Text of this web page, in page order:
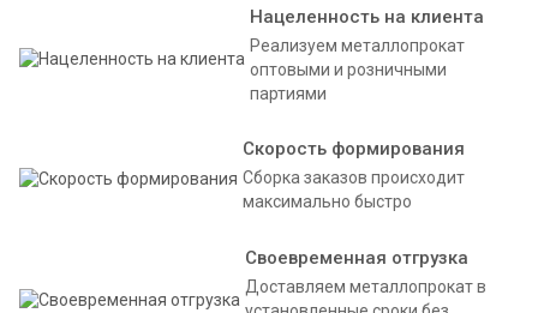
Нацеленность на клиента
Реализуем металлопрокат
оптовыми и розничными
партиями
Скорость формирования
Сборка заказов происходит
максимально быстро
Своевременная отгрузка
Доставляем металлопрокат в